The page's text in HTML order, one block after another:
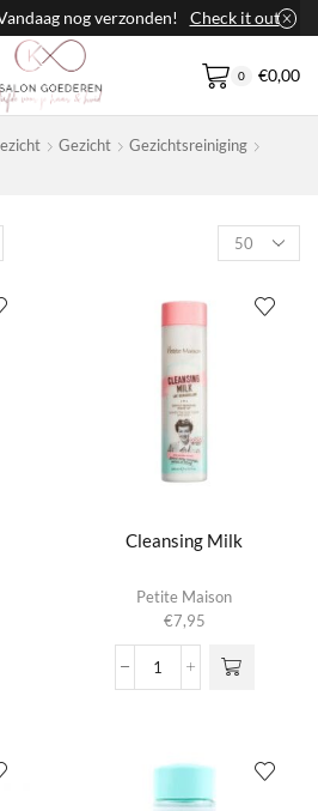
nog verzonden! Check it out
0 €0,00
Gezicht
Gezichtsreiniging
Products
per
Cleansing Milk
Petite Maison
€7,95
Cleansing